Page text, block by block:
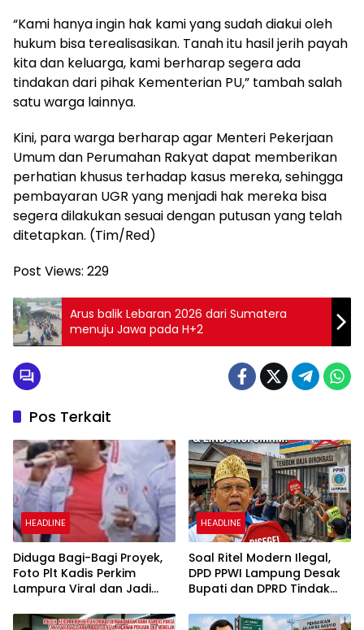
“Kami hanya ingin hak kami yang sudah diakui oleh
hukum bisa terealisasikan. Tanah itu hasil jerih payah
kita dan keluarga, kami berharap segera ada
tindakan dari pihak Kementerian PU,” tambah salah
satu warga lainnya.
Kini, para warga berharap agar Menteri Pekerjaan
Umum dan Perumahan Rakyat dapat memberikan
perhatian khusus terhadap kasus mereka, sehingga
pembayaran UGR yang menjadi hak mereka bisa
segera dilakukan sesuai dengan putusan yang telah
ditetapkan. (Tim/Red)
Post Views: 229
Arus balik Lebaran 2026 dari Sumatera
menuju Jawa pada H+2
Pos Terkait
HEADLINE
Diduga Bagi-Bagi Proyek,
Foto Plt Kadis Perkim
Lampura Viral dan Jadi
Netizen
HEADLINE
Soal Ritel Modern Ilegal,
DPD PPWI Lampung Desak
Bupati dan DPRD Tindak
No 02/2016